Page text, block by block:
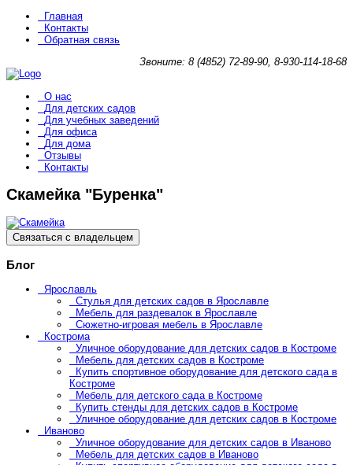
Главная
Контакты
Обратная связь
Звоните: 8 (4852) 72-89-90, 8-930-114-18-68
О нас
Для детских садов
Для учебных заведений
Для офиса
Для дома
Отзывы
Контакты
Скамейка "Буренка"
Связаться с владельцем
Блог
Ярославль
Стулья для детских садов в Ярославле
Мебель для раздевалок в Ярославле
Сюжетно-игровая мебель в Ярославле
Кострома
Уличное оборудование для детских садов в Костроме
Мебель для детских садов в Костроме
Купить спортивное оборудование для детского сада в
Костроме
Мебель для детского сада в Костроме
Купить стенды для детских садов в Костроме
Уличное оборудование для детских садов в Костроме
Иваново
Уличное оборудование для детских садов в Иваново
Мебель для детских садов в Иваново